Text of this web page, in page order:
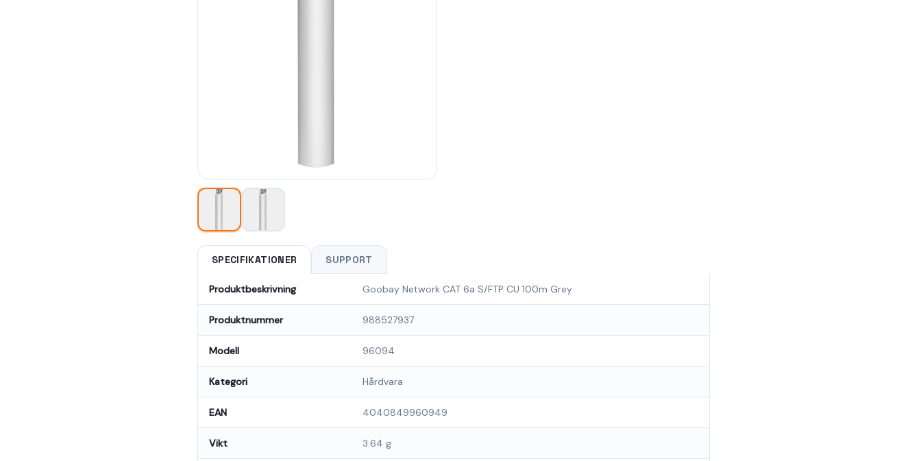
SPECIFIKATIONER SUPPORT
Produktbeskrivning Goobay Network CAT 6a S/FTP CU 100m Grey
Produktnummer 988527937
Modell 96094
Kategori Hårdvara
EAN 4040849960949
Vikt 3.64 g